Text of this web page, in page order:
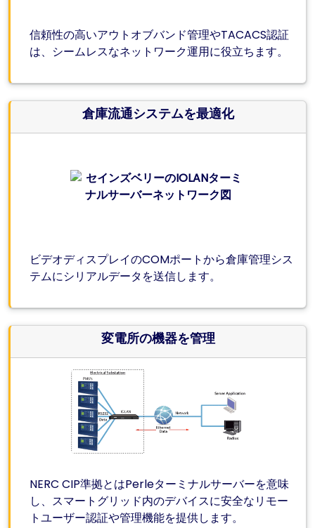
信頼性の高いアウトオブバンド管理やTACACS認証
は、シームレスなネットワーク運用に役立ちます。
倉庫流通システムを最適化
ビデオディスプレイのCOMポートから倉庫管理シス
テムにシリアルデータを送信します。
変電所の機器を管理
NERC CIP準拠とはPerleターミナルサーバーを意味
し、スマートグリッド内のデバイスに安全なリモー
トユーザー認証や管理機能を提供します。